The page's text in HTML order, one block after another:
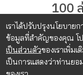
100
เราได้ปรับปรุงนโยบาย
ข้อมูลที่สำคัญของคุณ โป
เป็นส่วนตัวของเราเพิ่ม
เป็นการแสดงว่าท่านย